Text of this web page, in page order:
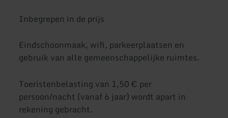
Inbegrepen in de prijs
Eindschoonmaak, wifi, parkeerplaatsen en
gebruik van alle gemeenschappelijke ruimtes.
Toeristenbelasting van 1,50 € per
persoon/nacht (vanaf 6 jaar) wordt apart in
rekening gebracht.